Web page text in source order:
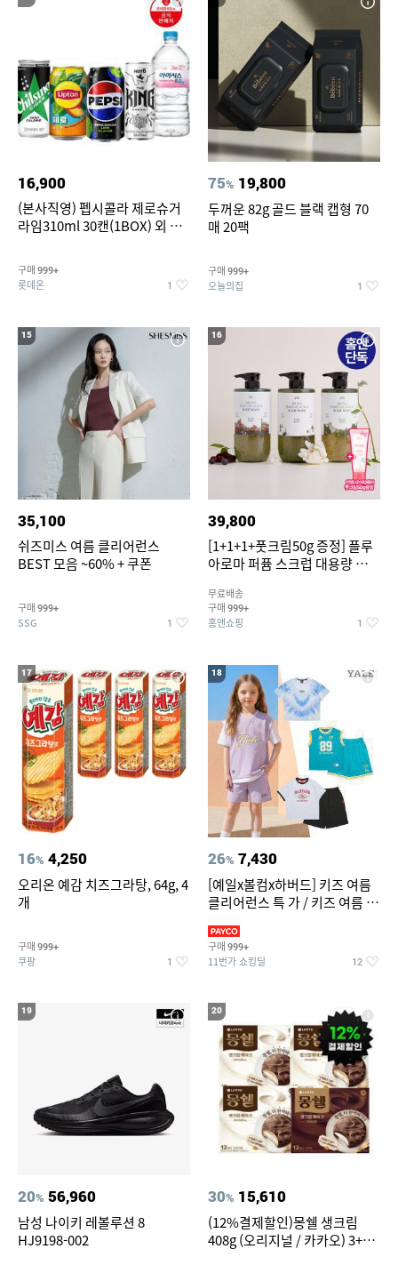
16,900
(본사직영) 펩시콜라 제로슈거
라임310ml 30캔(1BOX) 외 롯
구매 999+
롯데온 1
75% 19,800
두꺼운 82g 골드 블랙 캡형 70
매 20팩
구매 999+
오늘의집 1
15
35,100
쉬즈미스 여름 클리어런스
BEST 모음 ~60% + 쿠폰
구매 999+
SSG 1
16
39,800
[1+1+1+풋크림50g 증정] 플루
아로마 퍼퓸 스크럽 대용량 바디
무료배송
구매 999+
홈앤쇼핑 1
17
16% 4,250
오리온 예감 치즈그라탕, 64g, 4
개
구매 999+
쿠팡 1
18
26% 7,430
[예일x볼컴x하버드] 키즈 여름
클리어런스 특 가 / 키즈 여름 수
구매 999+
11번가 쇼킹딜 12
19
20% 56,960
남성 나이키 레볼루션 8
HJ9198-002
20
30% 15,610
(12%결제할인)몽쉘 생크림
408g (오리지널 / 카카오) 3+1